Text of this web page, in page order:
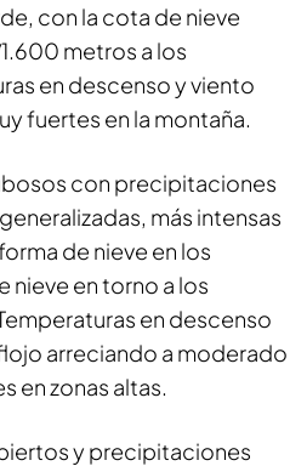
con la cota de nieve
metros a los
en descenso y viento
fuertes en la montaña.
con precipitaciones
más intensas
de nieve en los
nieve en torno a los
en descenso
arreciando a moderado
en zonas altas.
y precipitaciones